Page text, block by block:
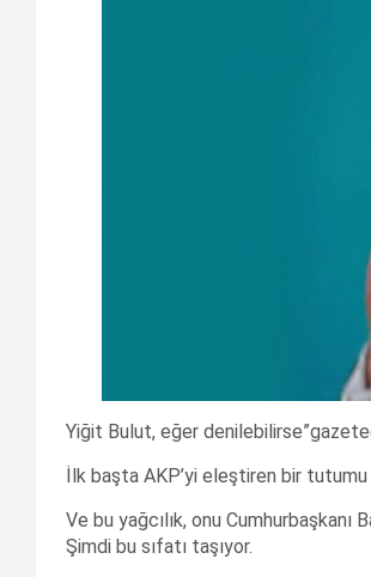
Yiğit Bulut, eğer
İlk başta AKP’yi eleştiren bir tutumu
Ve bu yağcılık, onu Cumhurbaşkanı
Şimdi bu sıfatı taşıyor.